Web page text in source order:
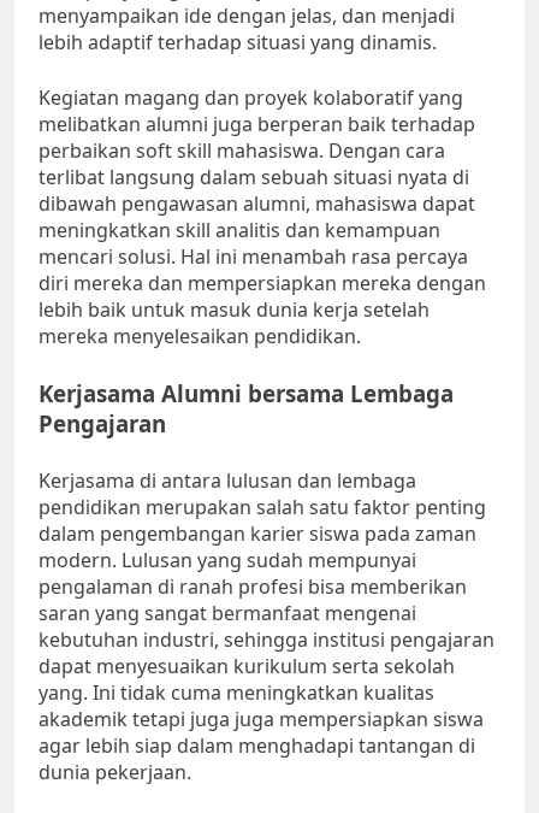
menyampaikan ide dengan jelas, dan menjadi
lebih adaptif terhadap situasi yang dinamis.
Kegiatan magang dan proyek kolaboratif yang
melibatkan alumni juga berperan baik terhadap
perbaikan soft skill mahasiswa. Dengan cara
terlibat langsung dalam sebuah situasi nyata di
dibawah pengawasan alumni, mahasiswa dapat
meningkatkan skill analitis dan kemampuan
mencari solusi. Hal ini menambah rasa percaya
diri mereka dan mempersiapkan mereka dengan
lebih baik untuk masuk dunia kerja setelah
mereka menyelesaikan pendidikan.
Kerjasama Alumni bersama Lembaga
Pengajaran
Kerjasama di antara lulusan dan lembaga
pendidikan merupakan salah satu faktor penting
dalam pengembangan karier siswa pada zaman
modern. Lulusan yang sudah mempunyai
pengalaman di ranah profesi bisa memberikan
saran yang sangat bermanfaat mengenai
kebutuhan industri, sehingga institusi pengajaran
dapat menyesuaikan kurikulum serta sekolah
yang. Ini tidak cuma meningkatkan kualitas
akademik tetapi juga juga mempersiapkan siswa
agar lebih siap dalam menghadapi tantangan di
dunia pekerjaan.